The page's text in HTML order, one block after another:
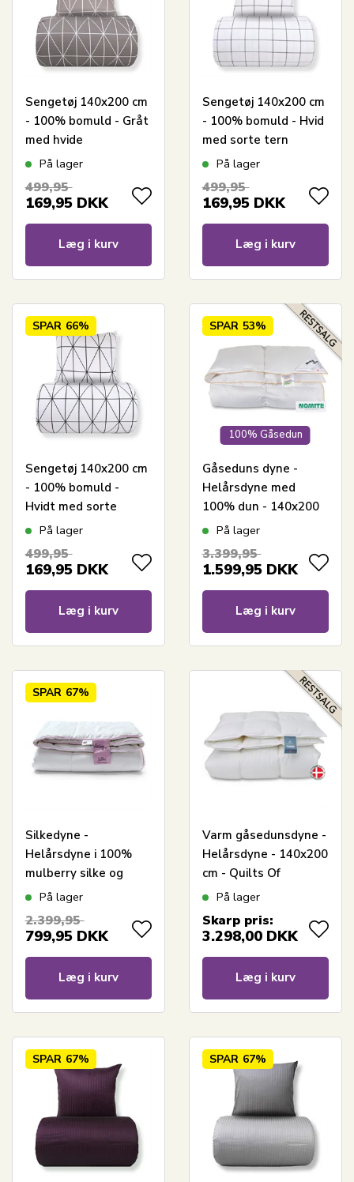
Sengetøj 140x200 cm
- 100% bomuld - Gråt
med hvide
harlekintern
På lager
499,95
169,95 DKK
Læg i kurv
Sengetøj 140x200 cm
- 100% bomuld - Hvid
med sorte tern
På lager
499,95
169,95 DKK
Læg i kurv
SPAR 66%
Sengetøj 140x200 cm
- 100% bomuld -
Hvidt med sorte
harlekintern
På lager
499,95
169,95 DKK
Læg i kurv
100% Gåsedun
SPAR 53%
Gåseduns dyne -
Helårsdyne med
100% dun - 140x200
cm - Borg Living
På lager
3.399,95
1.599,95 DKK
Læg i kurv
SPAR 67%
Silkedyne -
Helårsdyne i 100%
mulberry silke og
bambus - 140x200 cm
På lager
2.399,95
799,95 DKK
Læg i kurv
Varm gåsedunsdyne -
Helårsdyne - 140x200
cm - Quilts Of
Denmark - Tunø dyne
På lager
Skarp pris:
3.298,00 DKK
Læg i kurv
SPAR 67% SPAR 67%